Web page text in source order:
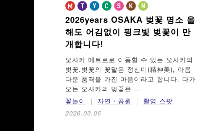
2026years OSAKA 벚꽃 명소 올
해도 어김없이 핑크빛 벚꽃이 만
개합니다!
오사카 메트로로 이동할 수 있는 오사카의
벚꽃.벚꽃의 꽃말은 정신미(精神美), 아름
다운 품격을 가진 마음이라고 합니다. 다가
오는 오사카의 벚꽃은 …
꽃놀이
자연・공원 촬영 스팟
2026.03.06